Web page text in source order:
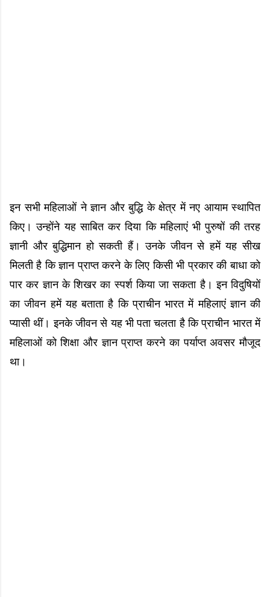
इन सभी महिलाओं ने ज्ञान और बुद्धि के क्षेत्र में नए आयाम स्थापित
किए। उन्होंने यह साबित कर दिया कि महिलाएं भी पुरुषों की तरह
ज्ञानी और बुद्धिमान हो सकती हैं। उनके जीवन से हमें यह सीख
मिलती है कि ज्ञान प्राप्त करने के लिए किसी भी प्रकार की बाधा को
पार कर ज्ञान के शिखर का स्पर्श किया जा सकता है। इन विदुषियों
का जीवन हमें यह बताता है कि प्राचीन भारत में महिलाएं ज्ञान की
प्यासी थीं। इनके जीवन से यह भी पता चलता है कि प्राचीन भारत में
महिलाओं को शिक्षा और ज्ञान प्राप्त करने का पर्याप्त अवसर मौजूद
था।